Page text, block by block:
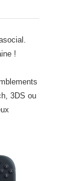
!
3DS ou